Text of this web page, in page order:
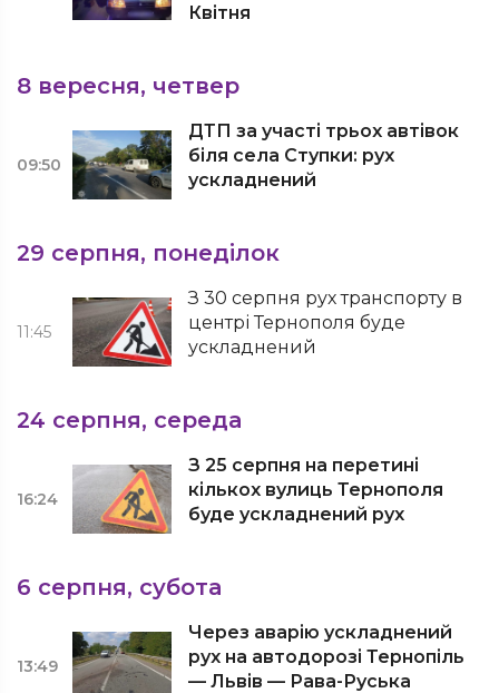
Квітня
8 вересня, четвер
09:50
ДТП за участі трьох автівок
біля села Ступки: рух
ускладнений
29 серпня, понеділок
11:45
З 30 серпня рух транспорту в
центрі Тернополя буде
ускладнений
24 серпня, середа
16:24
З 25 серпня на перетині
кількох вулиць Тернополя
буде ускладнений рух
6 серпня, субота
13:49
Через аварію ускладнений
рух на автодорозі Тернопіль
— Львів — Рава-Руська